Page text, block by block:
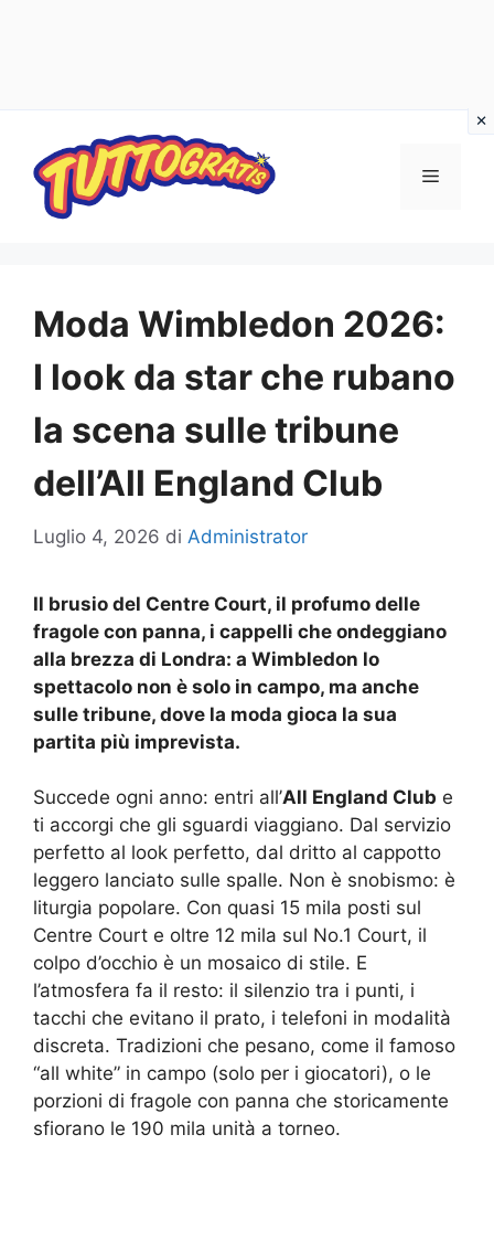
contenuto
Menu
Moda Wimbledon 2026:
I look da star che rubano
la scena sulle tribune
dell’All England Club
Luglio 4, 2026 di Administrator
Il brusio del Centre Court, il profumo delle
fragole con panna, i cappelli che ondeggiano
alla brezza di Londra: a Wimbledon lo
spettacolo non è solo in campo, ma anche
sulle tribune, dove la moda gioca la sua
partita più imprevista.
Succede ogni anno: entri all’All England Club e
ti accorgi che gli sguardi viaggiano. Dal servizio
perfetto al look perfetto, dal dritto al cappotto
leggero lanciato sulle spalle. Non è snobismo: è
liturgia popolare. Con quasi 15 mila posti sul
Centre Court e oltre 12 mila sul No.1 Court, il
colpo d’occhio è un mosaico di stile. E
l’atmosfera fa il resto: il silenzio tra i punti, i
tacchi che evitano il prato, i telefoni in modalità
discreta. Tradizioni che pesano, come il famoso
“all white” in campo (solo per i giocatori), o le
porzioni di fragole con panna che storicamente
sfiorano le 190 mila unità a torneo.